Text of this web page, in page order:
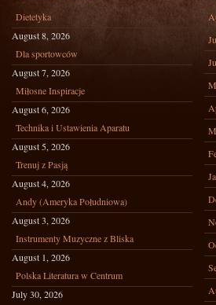
Dietetyka
August 8, 2026
Dla sportowców
August 7, 2026
Miłosne Inspiracje
August 6, 2026
Technika i Ustawienia Aparatu
August 5, 2026
Trenuj z Pasją
August 4, 2026
Andy (Ameryka Południowa)
August 3, 2026
Instrumenty Muzyczne z Bliska
August 1, 2026
Polska Literatura w Centrum
July 30, 2026